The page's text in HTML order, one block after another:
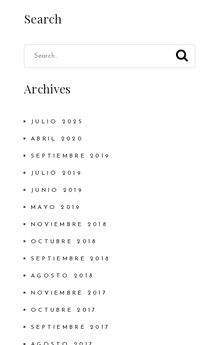
Search
Archives
JULIO 2025
ABRIL 2020
SEPTIEMBRE 2019
JULIO 2019
JUNIO 2019
MAYO 2019
NOVIEMBRE 2018
OCTUBRE 2018
SEPTIEMBRE 2018
AGOSTO 2018
NOVIEMBRE 2017
OCTUBRE 2017
SEPTIEMBRE 2017